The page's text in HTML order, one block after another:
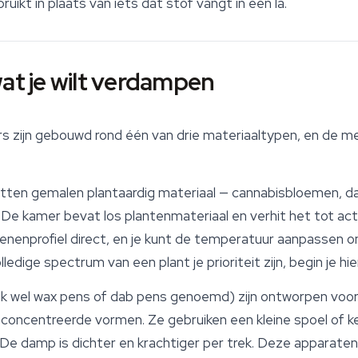
je wilt verdampen
zijn gebouwd rond één van drie materiaaltypen, en de
gemalen plantaardig materiaal — cannabisbloemen,
De kamer bevat los plantenmateriaal en verhit het tot
direct, en je kunt de temperatuur aanpassen
spectrum van een plant je prioriteit zijn, begin je
wel wax pens of dab pens genoemd) zijn ontworpen
vormen. Ze gebruiken een kleine spoel of
damp is dichter en krachtiger per trek. Deze